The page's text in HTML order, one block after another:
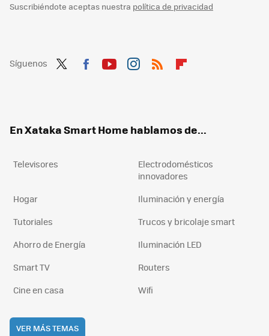
Suscribiéndote aceptas nuestra política de privacidad
Síguenos
En Xataka Smart Home hablamos de...
Televisores
Electrodomésticos
innovadores
Hogar
Iluminación y energía
Tutoriales
Trucos y bricolaje smart
Ahorro de Energía
Iluminación LED
Smart TV
Routers
Cine en casa
Wifi
VER MÁS TEMAS